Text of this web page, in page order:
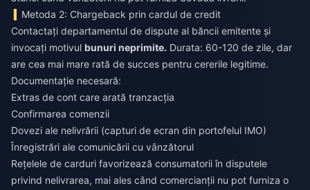
Metoda 2: Chargeback prin cardul de credit
Contactați departamentul de dispute al băncii emitente și
invocați motivul bunuri neprimite. Durata: 60-120 de zile, dar
are cea mai mare rată de succes pentru cererile legitime.
Documentație necesară:
Extras de cont care arată tranzacția
Confirmarea comenzii
Dovezi ale nelivrării (capturi de ecran din portofelul IMO)
Înregistrări ale comunicării cu vânzătorul
Rețelele de carduri favorizează consumatorii în disputele
privind nelivrarea, mai ales când comercianții nu pot furniza o